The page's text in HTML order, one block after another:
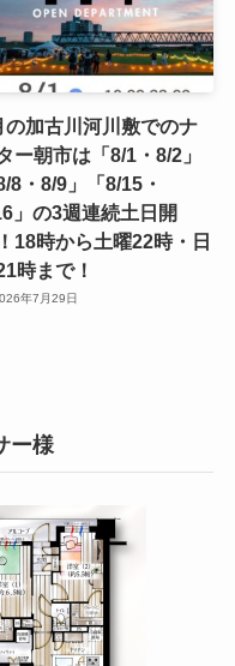
の加古川河川敷でのナ
ー朝市は「8/1・8/2」
8/8・8/9」「8/15・
」の3週連続土日開
18時から土曜22時・日
時まで！
年7月29日
ー様